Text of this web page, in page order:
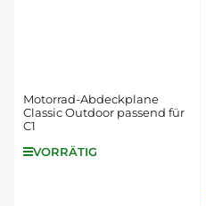
Motorrad-Abdeckplane
Classic Outdoor passend für
C1
VORRÄTIG